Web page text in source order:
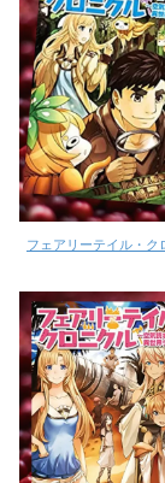
フェアリーテイル・ク